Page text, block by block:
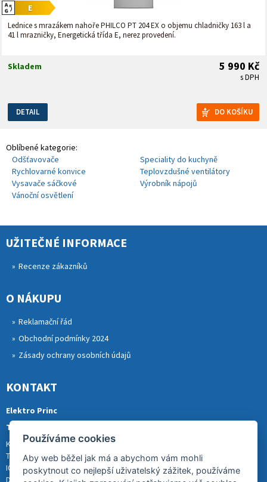
Lednice s mrazákem nahoře PHILCO PT 204 EX o objemu chladničky 163 l a
41 l mrazničky, Energetická třída E, nerez provedení.
5 990 Kč
s DPH
Skladem
DETAIL
Oblíbené kategorie:
Odšťavovače
Speciality do kuchyně
Rychlovarné konvice
Teplovzdušné ventilátory
Vysavače sáčkové
Výrobník nápojů
Vánoční osvětlení
UŽITEČNÉ INFORMACE
Recenze zákazníků
O NÁKUPU
Reklamační řád
Obchodní podmínky 2024
Zásady ochrany osobních údajů
KONTAKT
Elektro Princ
Tomáš Princ
Krkonošská 290, 46841 TANVALD
Tel.: 773 880 988
IČ: 01153731
DIČ: CZ8007202522
Používáme cookies
Aby web běžel jak má a abychom vám mohli
poskytnout co nejlepší uživatelský zážitek, používáme